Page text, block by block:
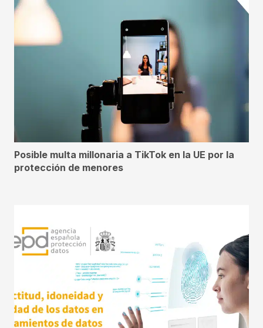
Posible multa millonaria a TikTok en la UE por la
protección de menores